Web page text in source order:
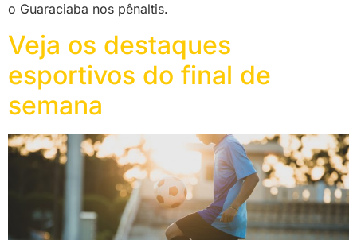
o Guaraciaba nos pênaltis.
Veja os destaques
esportivos do final de
semana